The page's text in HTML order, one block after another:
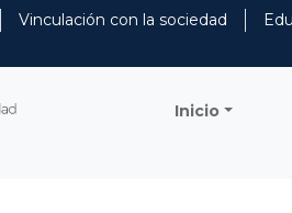
Vinculación con la sociedad
Inicio